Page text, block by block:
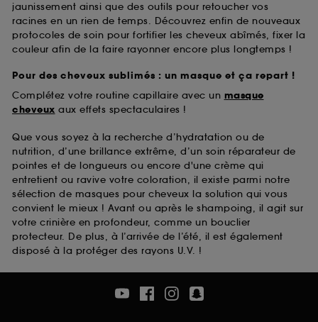
jaunissement ainsi que des outils pour retoucher vos
racines en un rien de temps. Découvrez enfin de nouveaux
protocoles de soin pour fortifier les cheveux abîmés, fixer la
couleur afin de la faire rayonner encore plus longtemps !
Pour des cheveux sublimés : un masque et ça repart !
Complétez votre routine capillaire avec un masque
cheveux aux effets spectaculaires !
Que vous soyez à la recherche d’hydratation ou de
nutrition, d’une brillance extrême, d’un soin réparateur de
pointes et de longueurs ou encore d'une crème qui
entretient ou ravive votre coloration, il existe parmi notre
sélection de masques pour cheveux la solution qui vous
convient le mieux ! Avant ou après le shampoing, il agit sur
votre crinière en profondeur, comme un bouclier
protecteur. De plus, à l’arrivée de l’été, il est également
disposé à la protéger des rayons U.V. !